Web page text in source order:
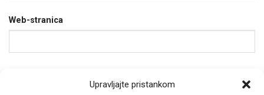
Upravljajte pristankom
Web-stranica